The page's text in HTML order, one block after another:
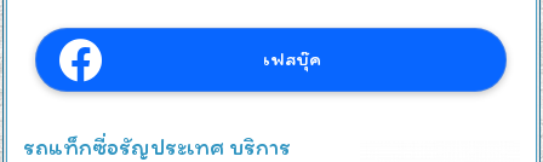
เฟสบุ๊ค
รถแท็กซี่อรัญประเทศ บริการ